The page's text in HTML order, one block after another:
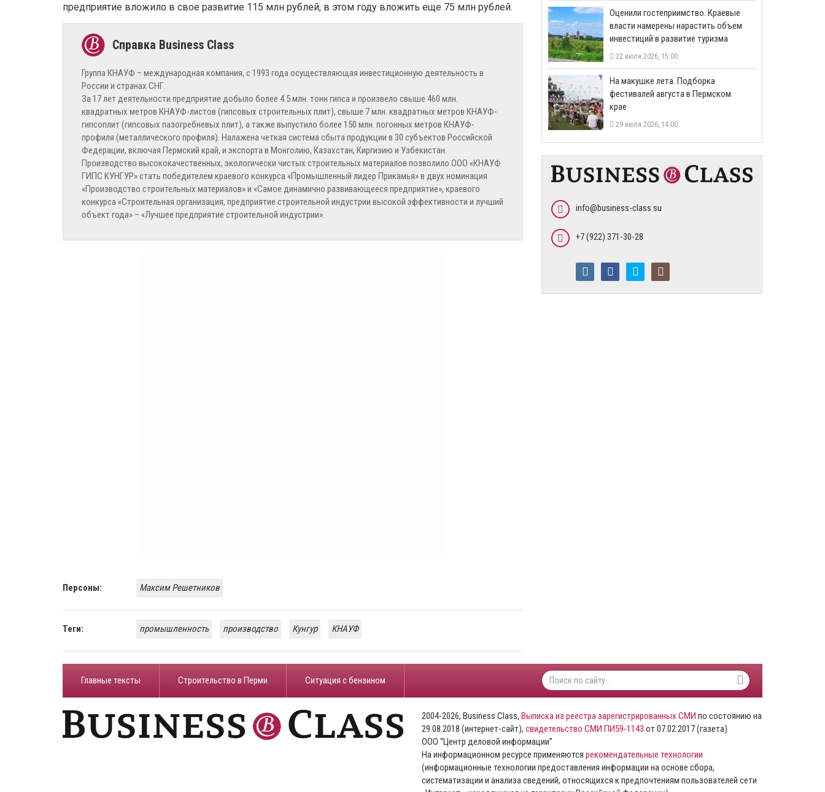
предприятие вложило в свое развитие 115 млн рублей, в этом году вложить еще 75 млн рублей.
Группа КНАУФ – международная компания, с 1993 года осуществляющая инвестиционную деятельность в
России и странах СНГ.
За 17 лет деятельности предприятие добыло более 4.5 млн. тонн гипса и произвело свыше 460 млн.
квадратных метров КНАУФ-листов (гипсовых строительных плит), свыше 7 млн. квадратных метров КНАУФ-
гипсоплит (гипсовых пазогребневых плит), а также выпустило более 150 млн. погонных метров КНАУФ-
профиля (металлического профиля). Налажена четкая система сбыта продукции в 30 субъектов Российской
Федерации, включая Пермский край, и экспорта в Монголию, Казахстан, Киргизию и Узбекистан.
Производство высококачественных, экологически чистых строительных материалов позволило ООО «КНАУФ
ГИПС КУНГУР» стать победителем краевого конкурса «Промышленный лидер Прикамья» в двух номинация
«Производство строительных материалов» и «Самое динамично развивающееся предприятие», краевого
конкурса «Строительная организация, предприятие строительной индустрии высокой эффективности и лучший
объект года» – «Лучшее предприятие строительной индустрии».
Персоны: Максим Решетников
Теги: промышленность производство Кунгур КНАУФ
Оценили гостеприимство. Краевые
власти намерены нарастить объем
инвестиций в развитие туризма
22 июля 2026, 15:00
На макушке лета. Подборка
фестивалей августа в Пермском
крае
29 июля 2026, 14:00
info@business-class.su
+7 (922) 371-30-28
Главные тексты Строительство в Перми ​Ситуация с бензином
2004-2026, Business Class, Выписка из реестра зарегистрированных СМИ по состоянию на
29.08.2018 (интернет-сайт), свидетельство СМИ ПИ59-1143 от 07.02.2017 (газета)
ООО “Центр деловой информации”
На информационном ресурсе применяются рекомендательные технологии
(информационные технологии предоставления информации на основе сбора,
систематизации и анализа сведений, относящихся к предпочтениям пользователей сети